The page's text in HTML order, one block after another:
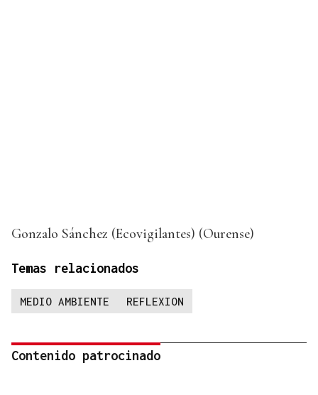
Gonzalo Sánchez (Ecovigilantes) (Ourense)
Temas relacionados
MEDIO AMBIENTE REFLEXION
Contenido patrocinado